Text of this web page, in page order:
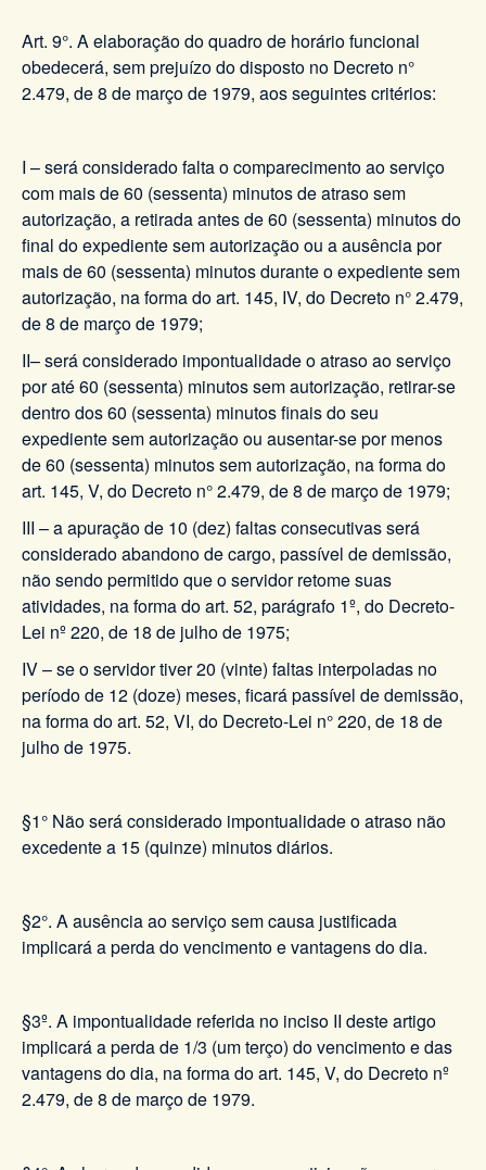
Art. 9°. A elaboração do quadro de horário funcional
obedecerá, sem prejuízo do disposto no Decreto n°
2.479, de 8 de março de 1979, aos seguintes critérios:
I – será considerado falta o comparecimento ao serviço
com mais de 60 (sessenta) minutos de atraso sem
autorização, a retirada antes de 60 (sessenta) minutos do
final do expediente sem autorização ou a ausência por
mais de 60 (sessenta) minutos durante o expediente sem
autorização, na forma do art. 145, IV, do Decreto n° 2.479,
de 8 de março de 1979;
II– será considerado impontualidade o atraso ao serviço
por até 60 (sessenta) minutos sem autorização, retirar-se
dentro dos 60 (sessenta) minutos finais do seu
expediente sem autorização ou ausentar-se por menos
de 60 (sessenta) minutos sem autorização, na forma do
art. 145, V, do Decreto n° 2.479, de 8 de março de 1979;
III – a apuração de 10 (dez) faltas consecutivas será
considerado abandono de cargo, passível de demissão,
não sendo permitido que o servidor retome suas
atividades, na forma do art. 52, parágrafo 1º, do Decreto-
Lei nº 220, de 18 de julho de 1975;
IV – se o servidor tiver 20 (vinte) faltas interpoladas no
período de 12 (doze) meses, ficará passível de demissão,
na forma do art. 52, VI, do Decreto-Lei n° 220, de 18 de
julho de 1975.
§1° Não será considerado impontualidade o atraso não
excedente a 15 (quinze) minutos diários.
§2°. A ausência ao serviço sem causa justificada
implicará a perda do vencimento e vantagens do dia.
§3º. A impontualidade referida no inciso II deste artigo
implicará a perda de 1/3 (um terço) do vencimento e das
vantagens do dia, na forma do art. 145, V, do Decreto nº
2.479, de 8 de março de 1979.